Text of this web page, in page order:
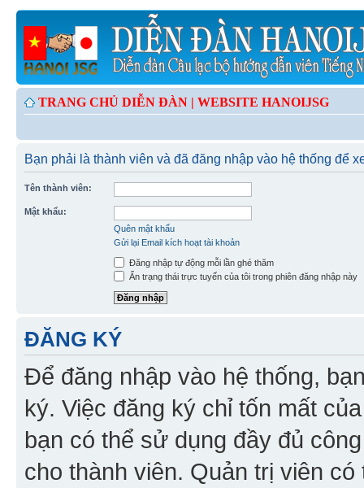
TRANG CHỦ DIỄN ĐÀN | WEBSITE HANOIJSG
Bạn phải là thành viên và đã đăng nhập vào hệ thống để
Tên thành viên:
Mật khẩu:
Quên mật khẩu
Gửi lại Email kích hoạt tài khoản
Đăng nhập tự động mỗi lần ghé thăm
Ẩn trạng thái trực tuyến của tôi trong phiên đăng nhập này
ĐĂNG KÝ
Để đăng nhập vào hệ thống,
ký. Việc đăng ký chỉ tốn mất
bạn có thể sử dụng đầy đủ
cho thành viên. Quản trị viên